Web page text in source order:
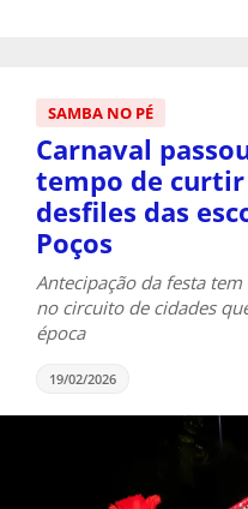
SAMBA NO PÉ
Carnaval
tempo de
desfiles das
Poços
Antecipação da festa
no circuito de cidades
época
19/02/2026